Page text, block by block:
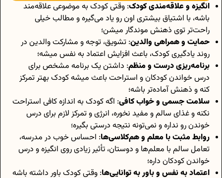
انگیزه و علاقه‌مندی کودک: وقتی کودک به موضوعی علاقه‌مند
باشه، با اشتیاق بیشتری اون رو یاد می‌گیره و مطالب خیلی
راحت‌تر توی ذهنش موندگار میشن؛
حمایت و همراهی والدین: تشویق، توجه و مشارکت والدین در
روند یادگیری کودک، باعث افزایش اعتماد به نفس میشه؛
برنامه‌ریزی درست و منظم: داشتن یک برنامه مشخص برای
درس خواندن کودکان و استراحت باعث میشه کودک بهتر تمرکز
کنه و ذهنش آماده‌تر باشه؛
سلامت جسمی و خواب کافی: اگه کودک به اندازه کافی استراحت
نکنه و غذای سالم و مفید نخوره، انرژی و تمرکز لازم برای درس
خوندن رو نداره و نمی‌تونه نتیجه درستی بگیره؛
روابط مثبت با معلم و هم‌کلاسی‌ها: احساس خوب در مدرسه،
تعامل سالم با معلم‌ها و دوستان، تأثیر زیادی روی انگیزه و درس
خواندن کودکان داره؛
اعتماد به نفس و باور به توانایی‌ها: وقتی کودک باور داشته باشه